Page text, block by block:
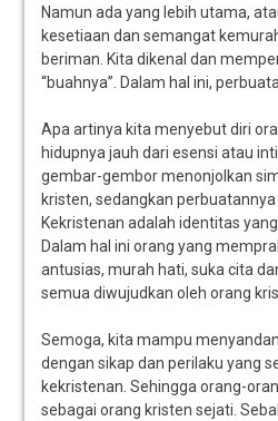
Namun ada yang lebih utama,
kesetiaan dan semangat
beriman. Kita dikenal dan
“buahnya”. Dalam hal ini,
Apa artinya kita menyebut diri
hidupnya jauh dari esensi atau
gembar-gembor menonjolkan
kristen, sedangkan
Kekristenan adalah identitas
Dalam hal ini orang yang
antusias, murah hati, suka cita
semua diwujudkan oleh orang
Semoga, kita mampu
dengan sikap dan perilaku yang
kekristenan. Sehingga orang-
sebagai orang kristen sejati.